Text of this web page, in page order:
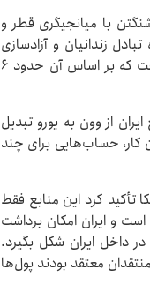
با میانجیگری قطر و
زندانیان و آزادسازی
منابع مالی به‌صورت موازی دنبال شد. سرانجام در سال ۲۰۲۳ توافقی شکل گرفت که بر اساس آن حدود ۶
از وون به یورو تبدیل
حساب‌هایی برای چند
تأکید کرد این منابع فقط
و ایران امکان برداشت
داخل ایران شکل بگیرد.
معتقد بودند پول‌ها